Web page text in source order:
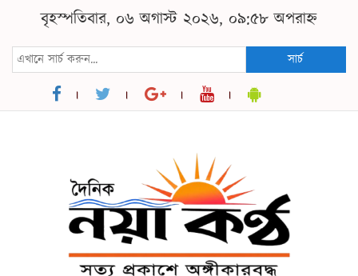
বৃহস্পতিবার, ০৬ অগাস্ট ২০২৬, ০৯:৫৮ অপরাহ্ন
সার্চ